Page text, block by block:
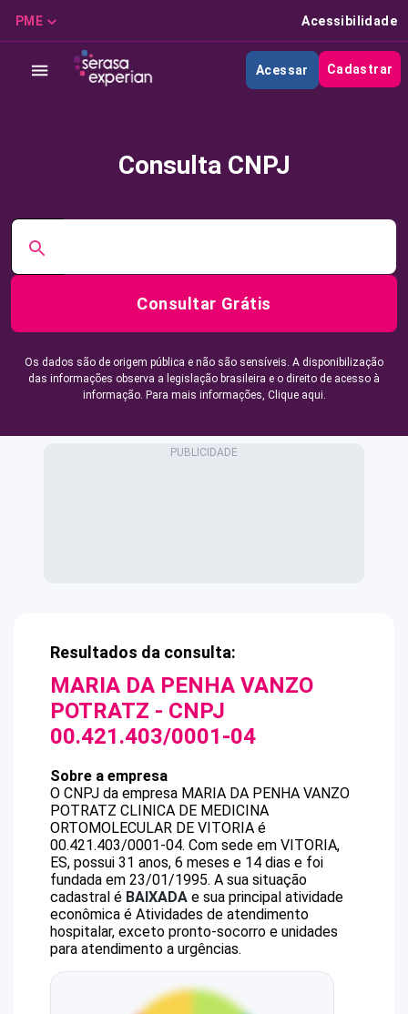
PME Acessibilidade
Acessar Cadastrar
Consulta CNPJ
Consultar Grátis
Os dados são de origem pública e não são sensíveis. A disponibilização
das informações observa a legislação brasileira e o direito de acesso à
informação. Para mais informações, Clique aqui.
Resultados da consulta:
MARIA DA PENHA VANZO
POTRATZ - CNPJ
00.421.403/0001-04
Sobre a empresa
O CNPJ da empresa MARIA DA PENHA VANZO
POTRATZ CLINICA DE MEDICINA
ORTOMOLECULAR DE VITORIA é
00.421.403/0001-04. Com sede em VITORIA,
ES, possui 31 anos, 6 meses e 14 dias e foi
fundada em 23/01/1995. A sua situação
cadastral é BAIXADA e sua principal atividade
econômica é Atividades de atendimento
hospitalar, exceto pronto-socorro e unidades
para atendimento a urgências.